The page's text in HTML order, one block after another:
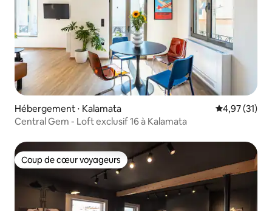
Hébergement ⋅ Kalamata Évaluation
4,97 (31)
Central Gem - Loft exclusif 16 à Kalamata
Coup de cœur voyageurs
Coup de cœur voyageurs